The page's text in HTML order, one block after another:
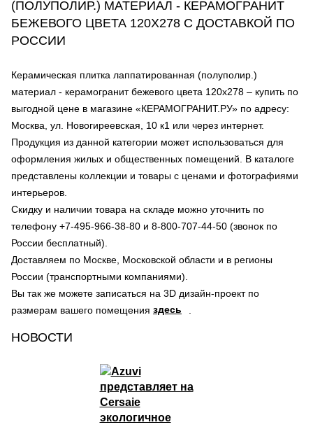
(ПОЛУПОЛИР.) МАТЕРИАЛ - КЕРАМОГРАНИТ
БЕЖЕВОГО ЦВЕТА 120Х278 С ДОСТАВКОЙ ПО
РОССИИ
Керамическая плитка лаппатированная (полуполир.)
материал - керамогранит бежевого цвета 120х278 – купить по
выгодной цене в магазине «КЕРАМОГРАНИТ.РУ» по адресу:
Москва, ул. Новогиреевская, 10 к1 или через интернет.
Продукция из данной категории может использоваться для
оформления жилых и общественных помещений. В каталоге
представлены коллекции и товары с ценами и фотографиями
интерьеров.
Скидку и наличии товара на складе можно уточнить по
телефону +7-495-966-38-80 и 8-800-707-44-50 (звонок по
России бесплатный).
Доставляем по Москве, Московской области и в регионы
России (транспортными компаниями).
Вы так же можете записаться на 3D дизайн-проект по
размерам вашего помещения здесь
НОВОСТИ